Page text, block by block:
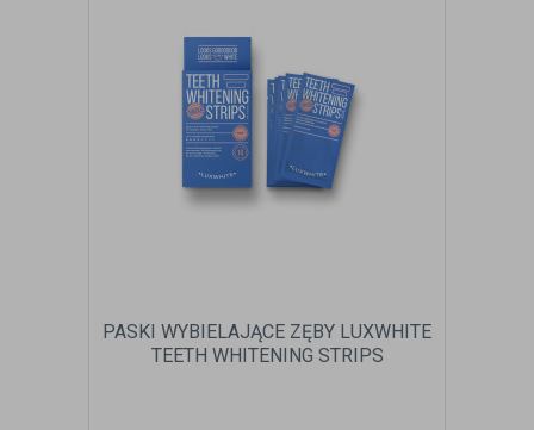
PASKI WYBIELAJĄCE ZĘBY LUXWHITE
TEETH WHITENING STRIPS